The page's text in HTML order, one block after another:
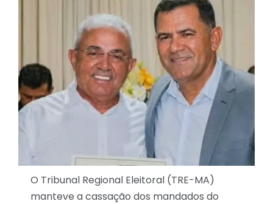
O Tribunal Regional Eleitoral (TRE-MA)
manteve a cassação dos mandados do